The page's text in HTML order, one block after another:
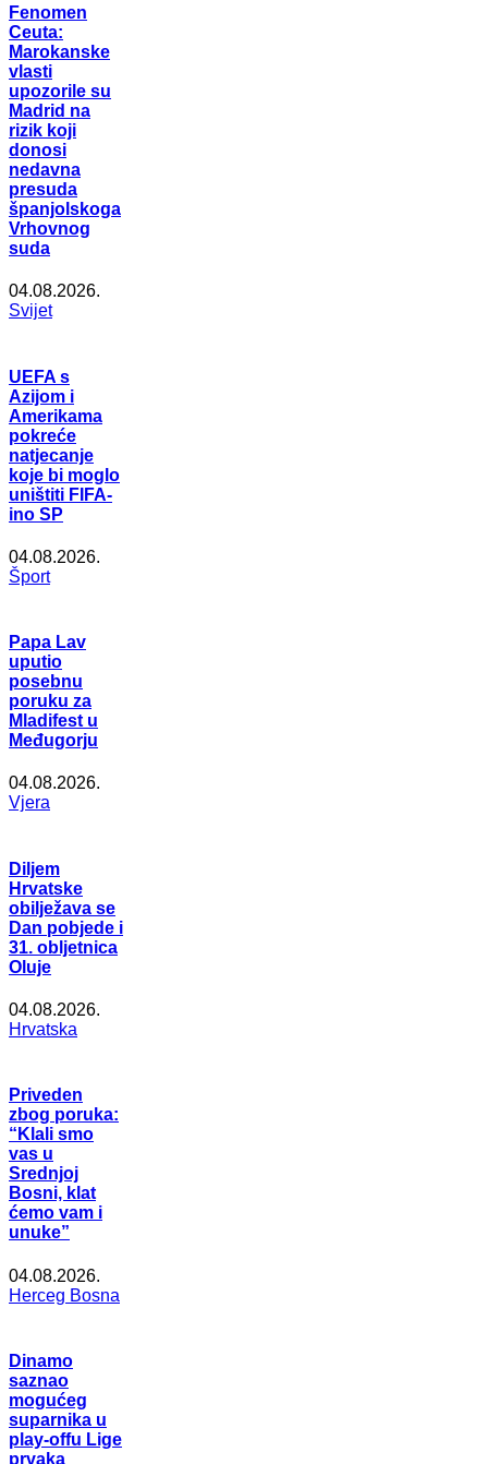
Fenomen
Ceuta:
Marokanske
vlasti
upozorile su
Madrid na
rizik koji
donosi
nedavna
presuda
španjolskoga
Vrhovnog
suda
04.08.2026.
Svijet
UEFA s
Azijom i
Amerikama
pokreće
natjecanje
koje bi moglo
uništiti FIFA-
ino SP
04.08.2026.
Šport
Papa Lav
uputio
posebnu
poruku za
Mladifest u
Međugorju
04.08.2026.
Vjera
Diljem
Hrvatske
obilježava se
Dan pobjede i
31. obljetnica
Oluje
04.08.2026.
Hrvatska
Priveden
zbog poruka:
“Klali smo
vas u
Srednjoj
Bosni, klat
ćemo vam i
unuke”
04.08.2026.
Herceg Bosna
Dinamo
saznao
mogućeg
suparnika u
play-offu Lige
prvaka